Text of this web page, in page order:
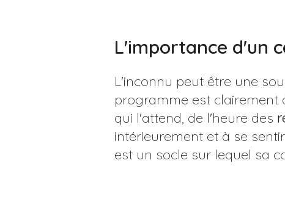
L'importance d'un
L'inconnu peut être une
programme est clairement
qui l'attend, de l'heure des
intérieurement et à se
est un socle sur lequel sa